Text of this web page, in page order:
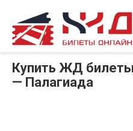
Купить ЖД
— Палагиада